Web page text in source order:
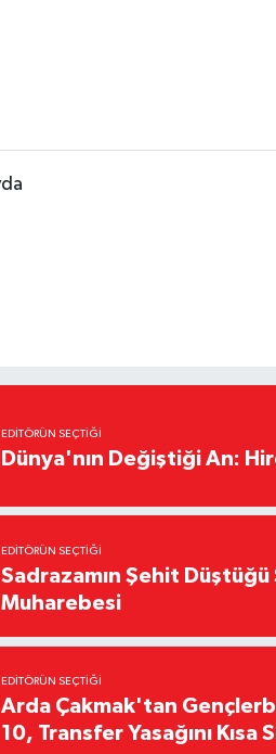
EDITÖRÜN SEÇTIĞI
Dünya'nın Değiştiği An:
EDITÖRÜN SEÇTIĞI
Sadrazamın Şehit
Muharebesi
EDITÖRÜN SEÇTIĞI
Arda Çakmak'tan
10, Transfer Yasağını Kısa